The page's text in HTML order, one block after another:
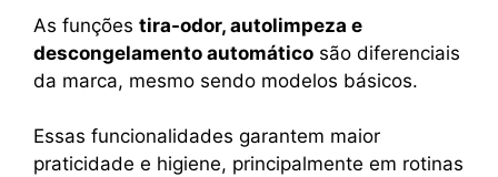
As funções tira-odor, autolimpeza e
descongelamento automático são diferenciais
da marca, mesmo sendo modelos básicos.
Essas funcionalidades garantem maior
praticidade e higiene, principalmente em rotinas